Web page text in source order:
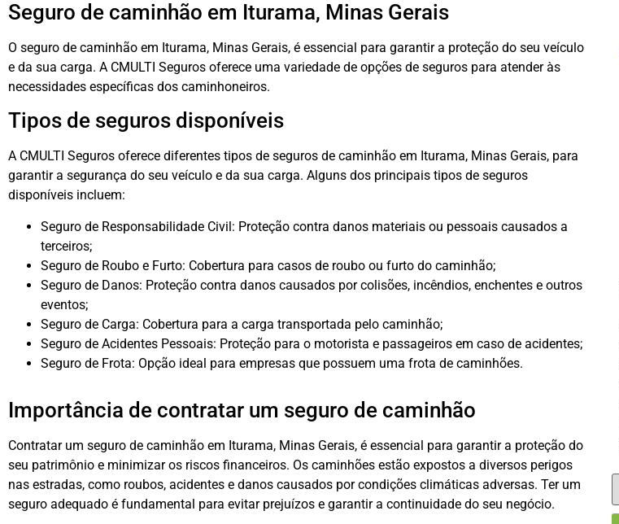
Seguro de caminhão em Iturama, Minas Gerais
O seguro de caminhão em Iturama, Minas Gerais, é essencial para garantir a proteção do seu veículo
e da sua carga. A CMULTI Seguros oferece uma variedade de opções de seguros para atender às
necessidades específicas dos caminhoneiros.
Tipos de seguros disponíveis
A CMULTI Seguros oferece diferentes tipos de seguros de caminhão em Iturama, Minas Gerais, para
garantir a segurança do seu veículo e da sua carga. Alguns dos principais tipos de seguros
disponíveis incluem:
Seguro de Responsabilidade Civil: Proteção contra danos materiais ou pessoais causados a
terceiros;
Seguro de Roubo e Furto: Cobertura para casos de roubo ou furto do caminhão;
Seguro de Danos: Proteção contra danos causados por colisões, incêndios, enchentes e outros
eventos;
Seguro de Carga: Cobertura para a carga transportada pelo caminhão;
Seguro de Acidentes Pessoais: Proteção para o motorista e passageiros em caso de acidentes;
Seguro de Frota: Opção ideal para empresas que possuem uma frota de caminhões.
Importância de contratar um seguro de caminhão
Contratar um seguro de caminhão em Iturama, Minas Gerais, é essencial para garantir a proteção do
seu patrimônio e minimizar os riscos financeiros. Os caminhões estão expostos a diversos perigos
nas estradas, como roubos, acidentes e danos causados por condições climáticas adversas. Ter um
seguro adequado é fundamental para evitar prejuízos e garantir a continuidade do seu negócio.